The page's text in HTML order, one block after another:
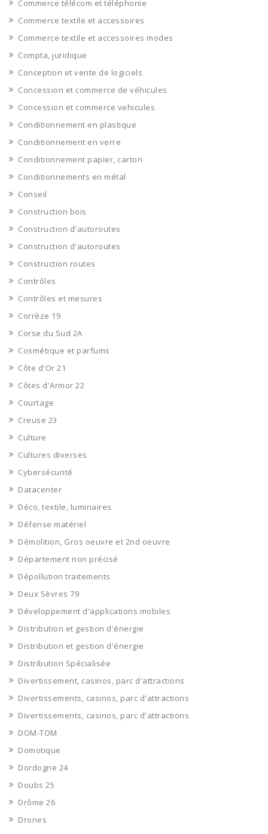
Commerce télécom et téléphonie
Commerce textile et accessoires
Commerce textile et accessoires modes
Compta, juridique
Conception et vente de logiciels
Concession et commerce de véhicules
Concession et commerce vehicules
Conditionnement en plastique
Conditionnement en verre
Conditionnement papier, carton
Conditionnements en métal
Conseil
Construction bois
Construction d'autoroutes
Construction d'autoroutes
Construction routes
Contrôles
Contrôles et mesures
Corrèze 19
Corse du Sud 2A
Cosmétique et parfums
Côte d'Or 21
Côtes d'Armor 22
Courtage
Creuse 23
Culture
Cultures diverses
Cybersécurité
Datacenter
Déco, textile, luminaires
Défense matériel
Démolition, Gros oeuvre et 2nd oeuvre
Département non précisé
Dépollution traitements
Deux Sèvres 79
Développement d'applications mobiles
Distribution et gestion d'énergie
Distribution et gestion d'énergie
Distribution Spécialisée
Divertissement, casinos, parc d'attractions
Divertissements, casinos, parc d'attractions
Divertissements, casinos, parc d'attractions
DOM-TOM
Domotique
Dordogne 24
Doubs 25
Drôme 26
Drones